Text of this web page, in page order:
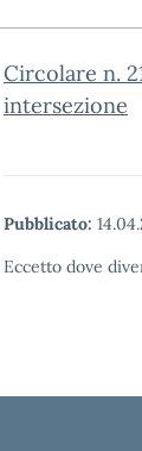
Circolare n.
intersezione
Pubblicato:
Eccetto dove